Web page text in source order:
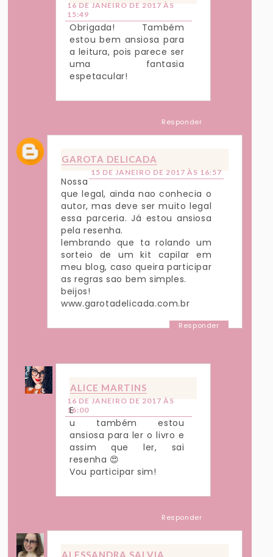
16 DE JANEIRO DE 2017 ÀS
15:49
Obrigada! Também
estou bem ansiosa para
a leitura, pois parece ser
uma fantasia
espetacular!
Responder
GAROTA DELICADA
15 DE JANEIRO DE 2017 ÀS 16:57
Nossa
que legal, ainda nao conhecia o
autor, mas deve ser muito legal
essa parceria. Já estou ansiosa
pela resenha.
lembrando que ta rolando um
sorteio de um kit capilar em
meu blog, caso queira participar
as regras sao bem simples.
beijos!
www.garotadelicada.com.br
Responder
ALICE MARTINS
16 DE JANEIRO DE 2017 ÀS
16:00
E
u também estou
ansiosa para ler o livro e
assim que ler, sai
resenha 😍
Vou participar sim!
Responder
ALESSANDRA SALVIA